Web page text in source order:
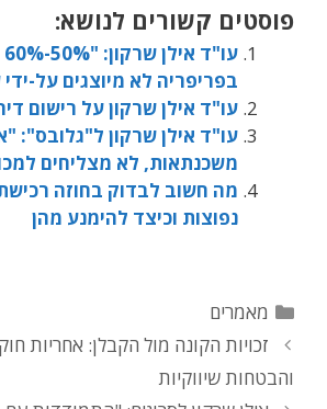
c
e
o
o
i
t
t
e
r
פוסטים קשורים לנושא:
בפריפריה לא מיוצגים על-ידי
עו"ד אילן שרקון על רישום
עו"ד אילן שרקון ל"גלובס":
משכנתאות, לא מצליחים
מה חשוב לבדוק בחוזה
נפוצות וכיצד להימנע מהן
קטגוריות
מאמרים
זכויות הקונה מול הקבלן: אחריות
והבטחות שיווקיות